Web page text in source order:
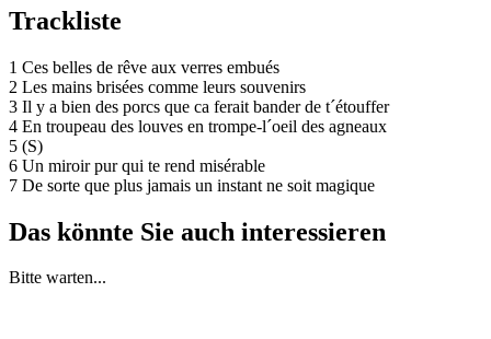
Trackliste
1 Ces belles de rêve aux verres embués
2 Les mains brisées comme leurs souvenirs
3 Il y a bien des porcs que ca ferait bander de t´étouffer
4 En troupeau des louves en trompe-l´oeil des agneaux
5 (S)
6 Un miroir pur qui te rend misérable
7 De sorte que plus jamais un instant ne soit magique
Das könnte Sie auch interessieren
Bitte warten...